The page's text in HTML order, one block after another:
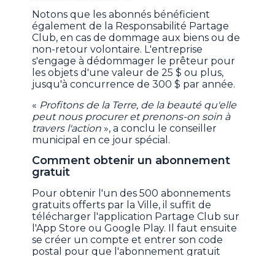
Notons que les abonnés bénéficient
également de la Responsabilité Partage
Club, en cas de dommage aux biens ou de
non-retour volontaire. L'entreprise
s'engage à dédommager le prêteur pour
les objets d'une valeur de 25 $ ou plus,
jusqu'à concurrence de 300 $ par année.
« Profitons de la Terre, de la beauté qu'elle
peut nous procurer et prenons-on soin à
travers l'action», a conclu le conseiller
municipal en ce jour spécial.
Comment obtenir un abonnement
gratuit
Pour obtenir l'un des 500 abonnements
gratuits offerts par la Ville, il suffit de
télécharger l'application Partage Club sur
l'App Store ou Google Play. Il faut ensuite
se créer un compte et entrer son code
postal pour que l'abonnement gratuit